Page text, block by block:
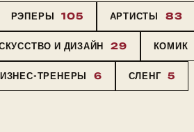
РЭПЕРЫ 105 АРТИСТЫ 83
И ДИЗАЙН 29 КОМИК
ТРЕНЕРЫ 6 СЛЕНГ 5